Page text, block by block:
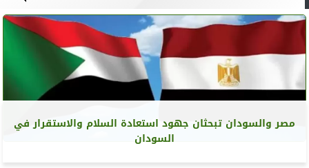
مصر والسودان تبحثان جهود استعادة السلام والاستقرار في
السودان